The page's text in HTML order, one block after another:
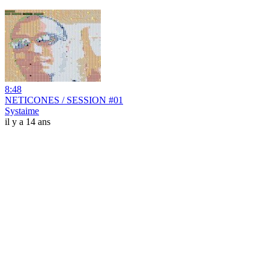
8:48
NETICONES / SESSION #01
Systaime
il y a 14 ans